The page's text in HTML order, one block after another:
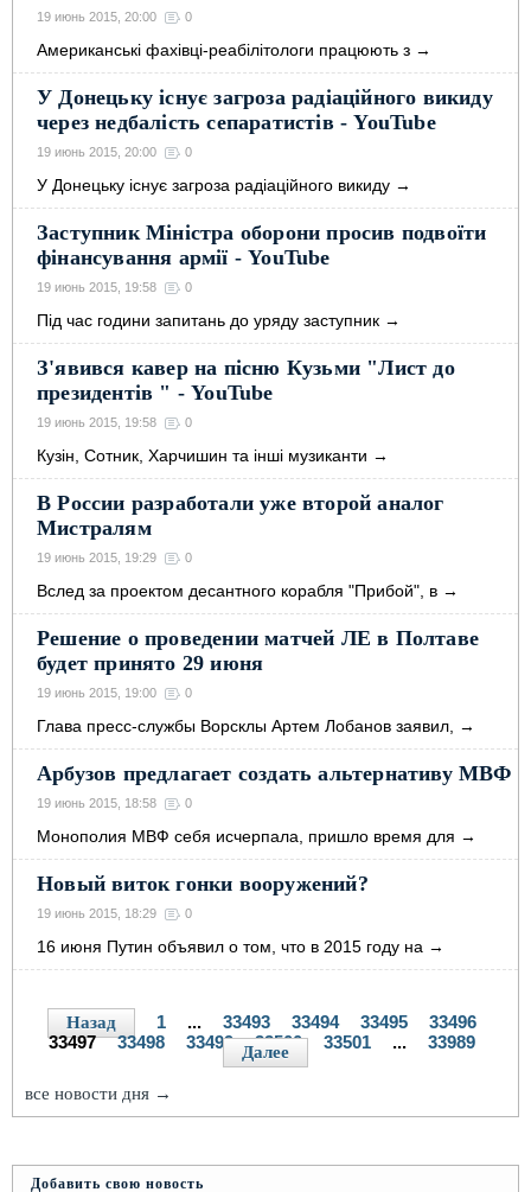
19 июнь 2015, 20:00 0
Американські фахівці-реабілітологи працюють з →
У Донецьку існує загроза радіаційного викиду
через недбалість сепаратистів - YouTube
19 июнь 2015, 20:00 0
У Донецьку існує загроза радіаційного викиду →
Заступник Міністра оборони просив подвоїти
фінансування армії - YouTube
19 июнь 2015, 19:58 0
Під час години запитань до уряду заступник →
З'явився кавер на пісню Кузьми "Лист до
президентів " - YouTube
19 июнь 2015, 19:58 0
Кузін, Сотник, Харчишин та інші музиканти →
В России разработали уже второй аналог
Мистралям
19 июнь 2015, 19:29 0
Вслед за проектом десантного корабля "Прибой", в →
Решение о проведении матчей ЛЕ в Полтаве
будет принято 29 июня
19 июнь 2015, 19:00 0
Глава пресс-службы Ворсклы Артем Лобанов заявил, →
Арбузов предлагает создать альтернативу МВФ
19 июнь 2015, 18:58 0
Монополия МВФ себя исчерпала, пришло время для →
Новый виток гонки вооружений?
19 июнь 2015, 18:29 0
16 июня Путин объявил о том, что в 2015 году на →
Назад 1 ... 33493 33494 33495
33496
33497
33498 33499 33500 33501 ... 33989
Далее
все новости дня →
Добавить свою новость